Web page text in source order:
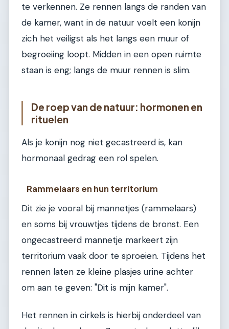
te verkennen. Ze rennen langs de randen van
de kamer, want in de natuur voelt een konijn
zich het veiligst als het langs een muur of
begroeiing loopt. Midden in een open ruimte
staan is eng; langs de muur rennen is slim.
De roep van de natuur: hormonen en
rituelen
Als je konijn nog niet gecastreerd is, kan
hormonaal gedrag een rol spelen.
Rammelaars en hun territorium
Dit zie je vooral bij mannetjes (rammelaars)
en soms bij vrouwtjes tijdens de bronst. Een
ongecastreerd mannetje markeert zijn
territorium vaak door te sproeien. Tijdens het
rennen laten ze kleine plasjes urine achter
om aan te geven: "Dit is mijn kamer".
Het rennen in cirkels is hierbij onderdeel van